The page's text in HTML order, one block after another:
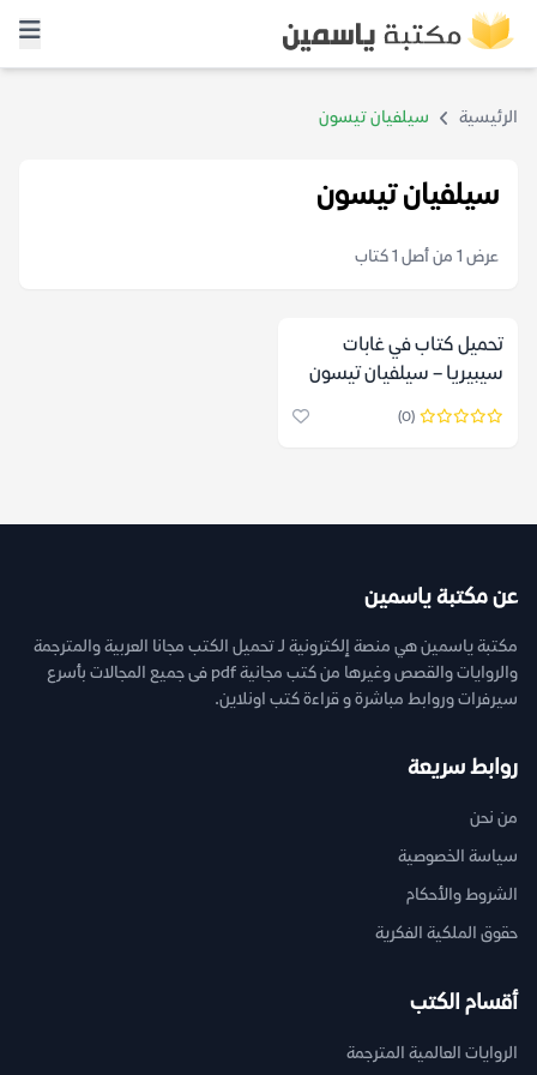
الرئيسية سيلفيان تيسون
سيلفيان تيسون
عرض 1 من أصل 1 كتاب
تحميل كتاب ‎في غابات
سيبيريا – سيلفيان تيسون
(0)
عن مكتبة ياسمين
مكتبة ياسمين هي منصة إلكترونية لـ تحميل الكتب مجانا العربية والمترجمة
والروايات والقصص وغيرها من كتب مجانية pdf فى جميع المجالات بأسرع
سيرفرات وروابط مباشرة و قراءة كتب اونلاين.
روابط سريعة
من نحن
سياسة الخصوصية
الشروط والأحكام
حقوق الملكية الفكرية
أقسام الكتب
الروايات العالمية المترجمة